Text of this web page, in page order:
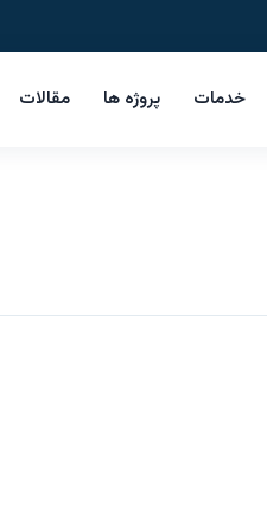
خدمات پروژه ها مقالات